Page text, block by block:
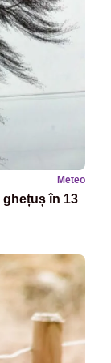
Meteo
în 13